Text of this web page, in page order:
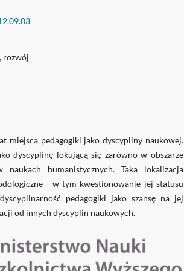
rozwój
miejsca pedagogiki jako dyscypliny naukowej.
dyscyplinę lokującą się zarówno w obszarze
humanistycznych. Taka lokalizacja
- w tym kwestionowanie jej statusu
pedagogiki jako szansę na jej
od innych dyscyplin naukowych.